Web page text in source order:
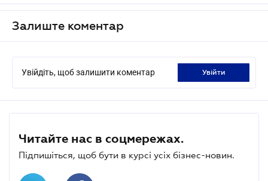
Залиште коментар
Увійдіть, щоб залишити коментар увійти
Читайте нас в соцмережах.
Підпишіться, щоб бути в курсі усіх бізнес-новин.